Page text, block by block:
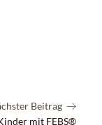
Beitrag
mit FEBS®